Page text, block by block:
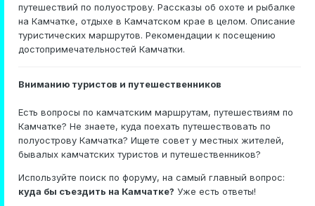
путешествий по полуострову. Рассказы об охоте и рыбалке
на Камчатке, отдыхе в Камчатском крае в целом. Описание
туристических маршрутов. Рекомендации к посещению
достопримечательностей Камчатки.
Вниманию туристов и путешественников
Есть вопросы по камчатским маршрутам, путешествиям по
Камчатке? Не знаете, куда поехать путешествовать по
полуострову Камчатка? Ищете совет у местных жителей,
бывалых камчатских туристов и путешественников?
Используйте поиск по форуму, на самый главный вопрос:
куда бы съездить на Камчатке? Уже есть ответы!